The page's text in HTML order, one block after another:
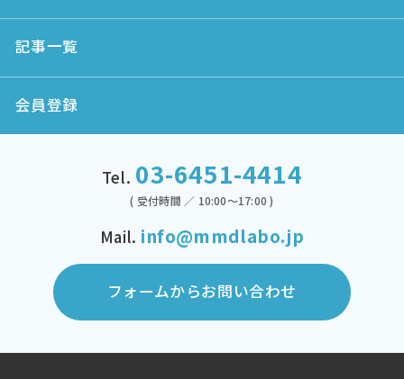
記事一覧
会員登録
Tel. 03-6451-4414
( 受付時間 ／ 10:00～17:00 )
Mail. info@mmdlabo.jp
フォームからお問い合わせ